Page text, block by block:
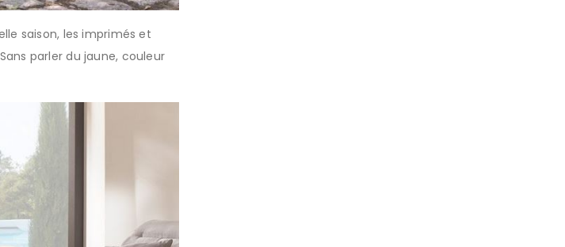
saison, les imprimés et
parler du jaune, couleur